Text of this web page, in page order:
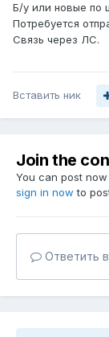
Б/у или новые по
Потребуется
Связь через ЛС.
Вставить ник
Join the
You can post
sign in now to
Ответить